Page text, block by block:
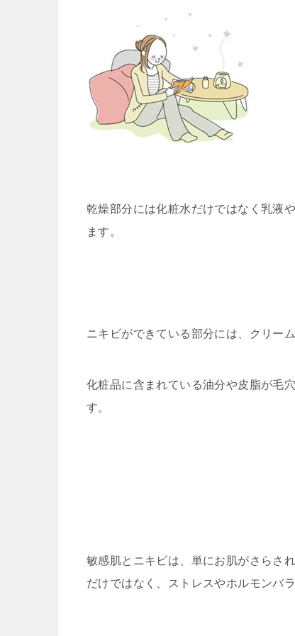
乾燥部分には化粧水だけではなく乳液
ます。
ニキビができている部分には、クリー
化粧品に含まれている油分や皮脂が毛
す。
敏感肌とニキビは、単にお肌がさらさ
だけではなく、ストレスやホルモンバ